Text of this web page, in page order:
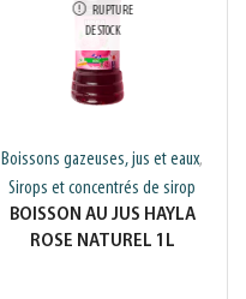
RUPTURE
DE STOCK
Boissons gazeuses, jus et eaux,
Sirops et concentrés de sirop
BOISSON AU JUS HAYLA
ROSE NATUREL 1L